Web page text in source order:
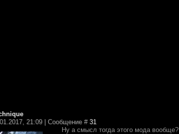
21:09 | Сообщение # 31
Ну а смысл тогда этого мода вообще?